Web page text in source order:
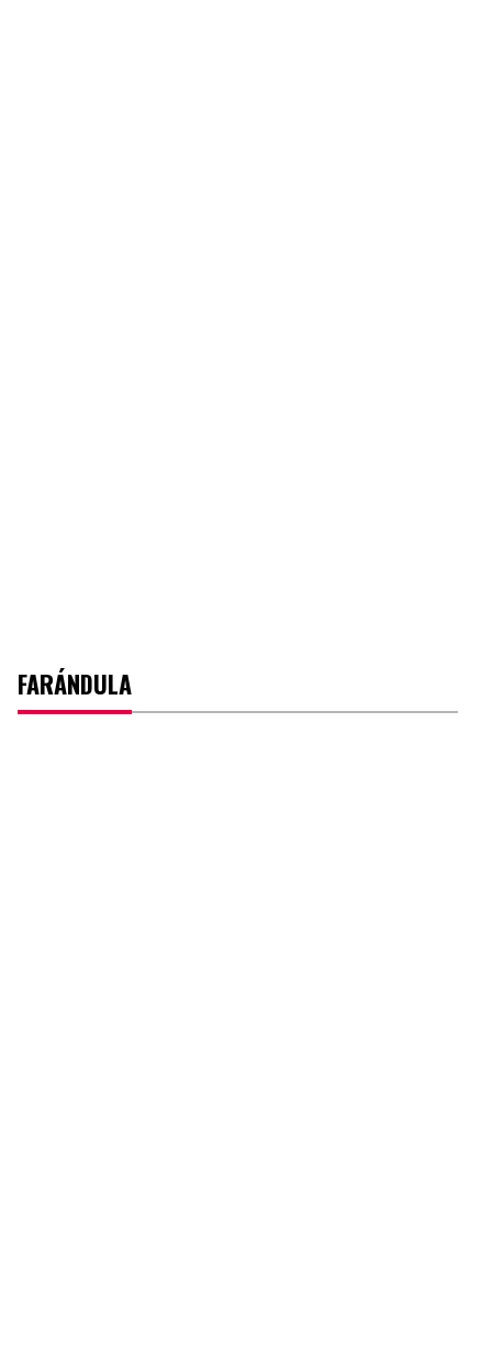
FARÁNDULA